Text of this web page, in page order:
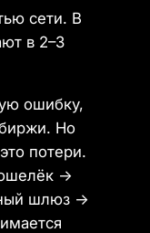
сети. В
в 2–3
ошибку,
Но
потери.
→
шлюз →